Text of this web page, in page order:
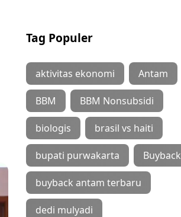
Tag Populer
aktivitas ekonomi Antam
BBM BBM Nonsubsidi
biologis brasil vs haiti
bupati purwakarta Buyback
buyback antam terbaru
dedi mulyadi